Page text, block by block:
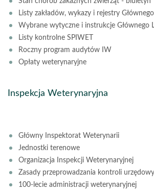
Listy zakładów, wykazy i rejestry
Wybrane wytyczne i instrukcje Głównego
Listy kontrolne SPIWET
Roczny program audytów IW
Opłaty weterynaryjne
Inspekcja Weterynaryjna
Główny Inspektorat Weterynarii
Jednostki terenowe
Organizacja Inspekcji Weterynaryjnej
Zasady przeprowadzania kontroli
100-lecie administracji weterynaryjnej